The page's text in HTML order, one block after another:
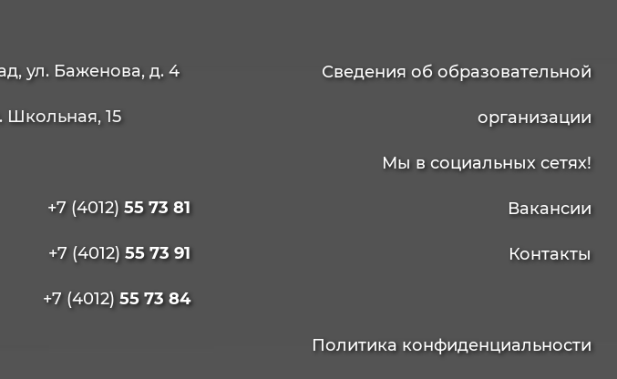
ул. Баженова, д. 4
Школьная, 15
+7 (4012) 55 73 81
+7 (4012) 55 73 91
+7 (4012) 55 73 84
Сведения об образовательной
организации
Мы в социальных сетях!
Вакансии
Контакты
Политика конфиденциальности